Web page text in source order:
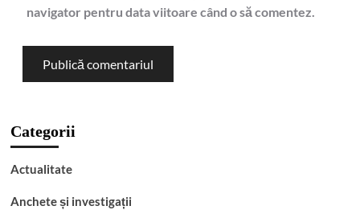
navigator pentru data viitoare când o să comentez.
Categorii
Actualitate
Anchete și investigații